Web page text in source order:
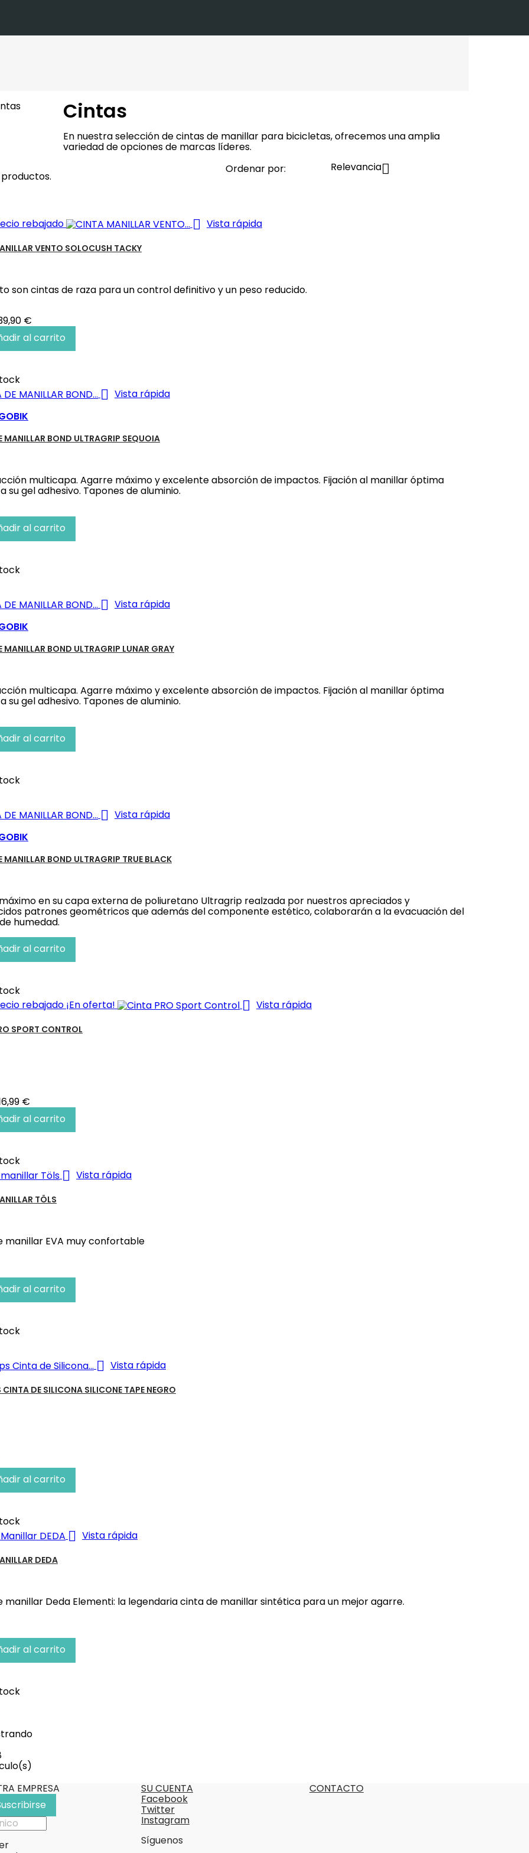
Cintas
En nuestra selección de cintas de manillar para bicicletas, ofrecemos una amplia
variedad de opciones de marcas líderes.
productos.
Ordenar por: Relevancia
rebajado  Vista rápida
VENTO SOLOCUSH TACKY
son cintas de raza para un control definitivo y un peso reducido.
€
al carrito
 Vista rápida
MANILLAR BOND ULTRAGRIP SEQUOIA
multicapa. Agarre máximo y excelente absorción de impactos. Fijación al manillar óptima
su gel adhesivo. Tapones de aluminio.
al carrito
 Vista rápida
MANILLAR BOND ULTRAGRIP LUNAR GRAY
multicapa. Agarre máximo y excelente absorción de impactos. Fijación al manillar óptima
su gel adhesivo. Tapones de aluminio.
al carrito
 Vista rápida
MANILLAR BOND ULTRAGRIP TRUE BLACK
en su capa externa de poliuretano Ultragrip realzada por nuestros apreciados y
patrones geométricos que además del componente estético, colaborarán a la evacuación del
humedad.
al carrito
rebajado ¡En oferta!  Vista rápida
SPORT CONTROL
€
al carrito
 Vista rápida
TÖLS
manillar EVA muy confortable
al carrito
 Vista rápida
CINTA DE SILICONA SILICONE TAPE NEGRO
al carrito
 Vista rápida
DEDA
manillar Deda Elementi: la legendaria cinta de manillar sintética para un mejor agarre.
al carrito
EMPRESA SU CUENTA
CONTACTO
Facebook
Twitter
Instagram
Síguenos